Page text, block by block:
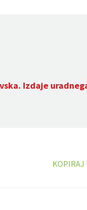
Izdaje
KOPIRAJ